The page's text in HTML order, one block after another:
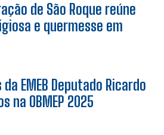
de São Roque reúne
e quermesse em
EMEB Deputado Ricardo
na OBMEP 2025